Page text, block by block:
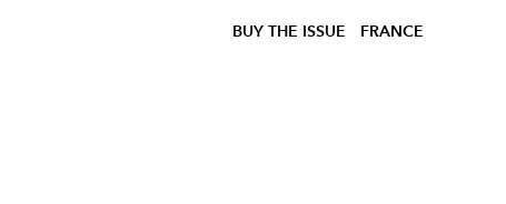
BUY THE ISSUE FRANCE